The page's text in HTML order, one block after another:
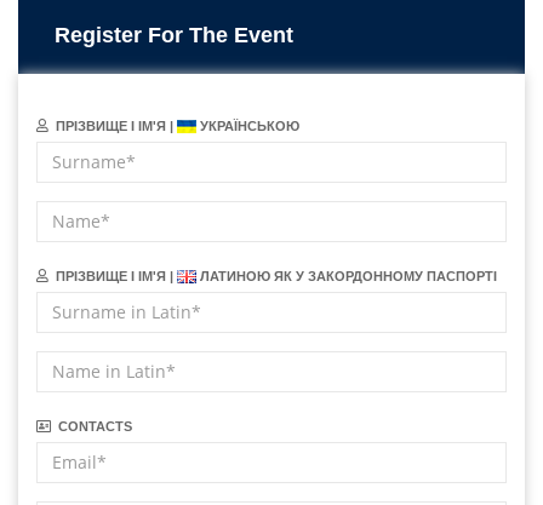
Register For The Event
ПРІЗВИЩЕ І ІМ'Я | УКРАЇНСЬКОЮ
ПРІЗВИЩЕ І ІМ'Я | ЛАТИНОЮ ЯК У ЗАКОРДОННОМУ ПАСПОРТІ
CONTACTS